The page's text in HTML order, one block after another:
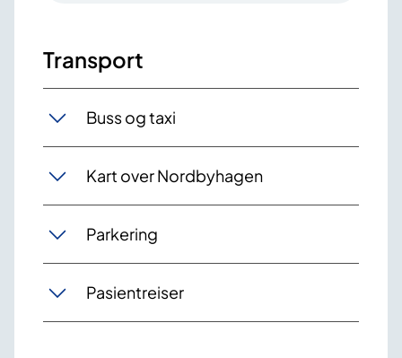
Transport
Buss og taxi
Kart over Nordbyhagen
Parkering
Pasientreiser